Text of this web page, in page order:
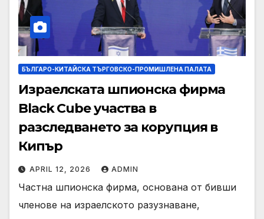
БЪЛГАРО-КИТАЙСКА ТЪРГОВСКО-ПРОМИШЛЕНА ПАЛАТА
Израелската шпионска фирма
Black Cube участва в
разследването за корупция в
Кипър
APRIL 12, 2026 ADMIN
Частна шпионска фирма, основана от бивши
членове на израелското разузнаване,